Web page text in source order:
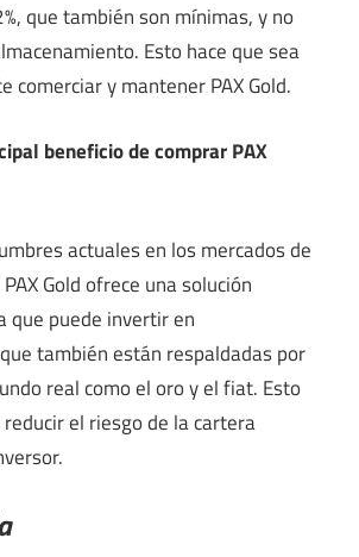
que también son mínimas, y no
Esto hace que sea
comerciar y mantener PAX Gold.
beneficio de comprar PAX
actuales en los mercados de
Gold ofrece una solución
que puede invertir en
también están respaldadas por
real como el oro y el fiat. Esto
el riesgo de la cartera